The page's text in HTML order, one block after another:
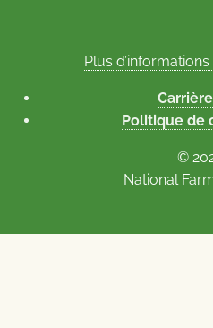
Plus
Politique de
©
National